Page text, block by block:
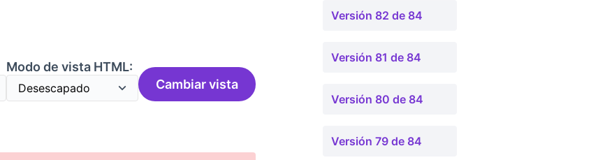
Modo de vista HTML:
Cambiar vista
Versión 82 de 84
Versión 81 de 84
Versión 80 de 84
Versión 79 de 84